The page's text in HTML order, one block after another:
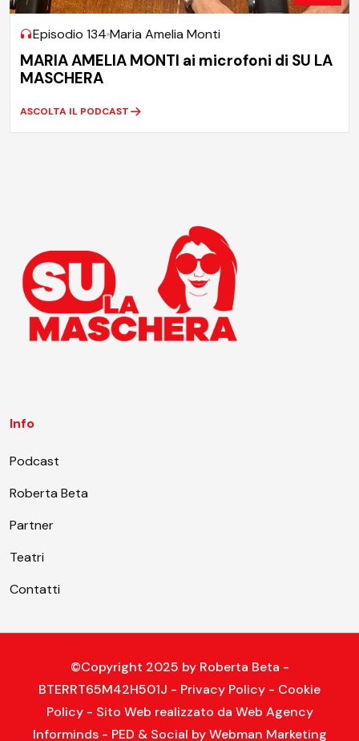
Episodio 134 Maria Amelia Monti
MARIA AMELIA MONTI ai microfoni di SU LA
MASCHERA
ASCOLTA IL PODCAST
Info
Podcast
Roberta Beta
Partner
Teatri
Contatti
©Copyright 2025 by Roberta Beta -
BTERRT65M42H501J - Privacy Policy - Cookie
Policy- Sito Web realizzato da Web Agency
Informinds- PED & Social byWebman Marketing